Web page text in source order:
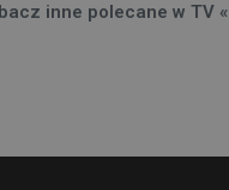
inne polecane w TV «